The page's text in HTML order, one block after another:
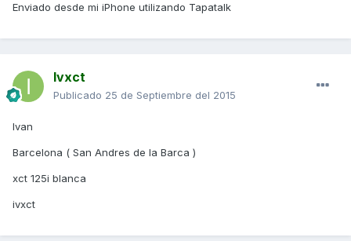
Enviado desde mi iPhone utilizando Tapatalk
Ivxct
Publicado 25 de Septiembre del 2015
Ivan
Barcelona ( San Andres de la Barca )
xct 125i blanca
ivxct